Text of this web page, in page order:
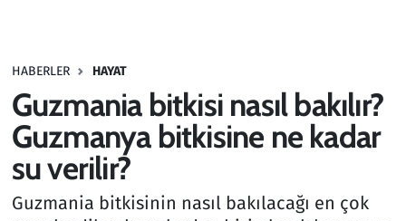
HABERLER HAYAT
Guzmania bitkisi nasıl bakılır?
Guzmanya bitkisine ne kadar
su verilir?
Guzmania bitkisinin nasıl bakılacağı en çok
Haber
Kurumsal Haberler
Lezzet Durağı